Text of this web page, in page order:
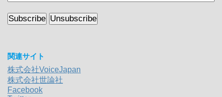
関連サイト
株式会社VoiceJapan
株式会社世論社
Facebook